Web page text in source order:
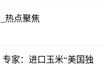
热点聚焦
家：进口玉米“美国独